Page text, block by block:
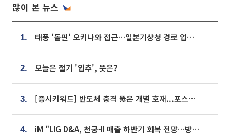
많이 본 뉴스
1. 태풍 '돌핀' 오키나와 접근…일본기상청 경로 업데이트
2. 오늘은 절기 '입추', 뜻은?
3. [증시키워드] 반도체 충격 뚫은 개별 호재...포스코퓨처엠·에코프로·한화솔루션 '눈길'
4. iM "LIG D&A, 천궁-II 매출 하반기 회복 전망…방산 톱픽 유지"